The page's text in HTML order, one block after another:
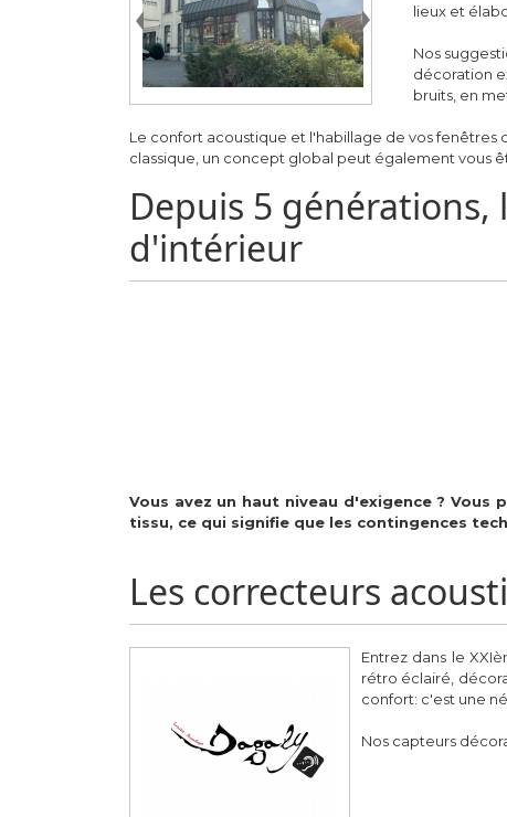
lieux et
Nos
décoration
bruits, en
Le confort acoustique et l'habillage de vos fenêtres
classique, un concept global peut également vous
Depuis 5 générations,
d'intérieur
Vous avez un haut niveau d'exigence ?
tissu, ce qui signifie que les contingences
Les correcteurs
Entrez dans le
rétro éclairé,
confort: c'est une
Nos capteurs